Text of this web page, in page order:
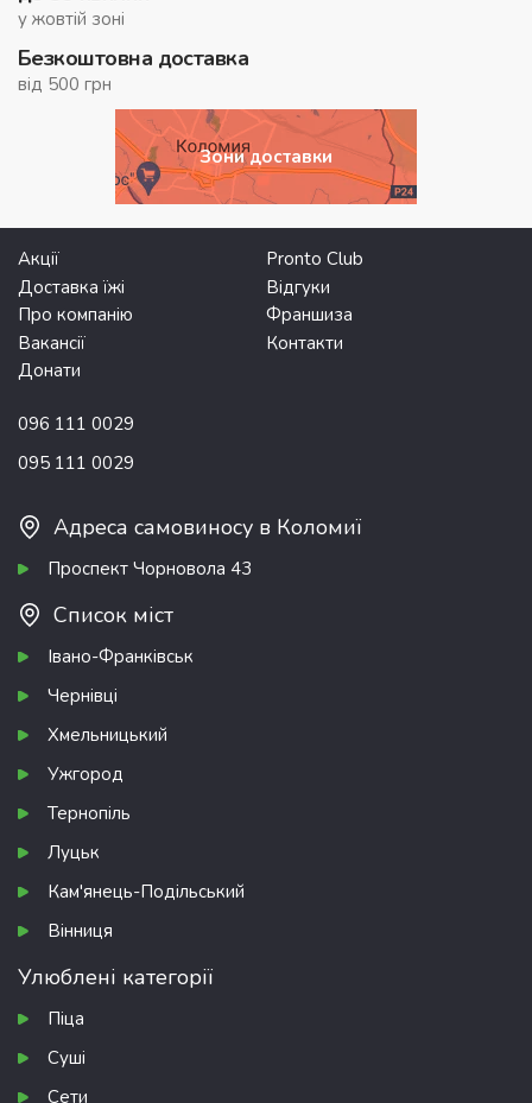
у жовтій зоні
Безкоштовна доставка
від 500 грн
Зони доставки
Акції
Pronto Club
Доставка їжі
Відгуки
Про компанію
Франшиза
Вакансії
Контакти
Донати
096 111 0029
095 111 0029
Адреса самовиносу в Коломиї
Проспект Чорновола 43
Список міст
Івано-Франківськ
Чернівці
Хмельницький
Ужгород
Тернопіль
Луцьк
Кам'янець-Подільський
Вінниця
Улюблені категорії
Піца
Суші
Сети